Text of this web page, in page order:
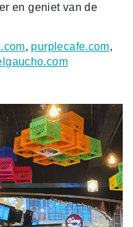
en geniet van de
, purplecafe.com,